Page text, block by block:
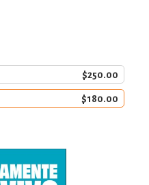
$250.00
$180.00